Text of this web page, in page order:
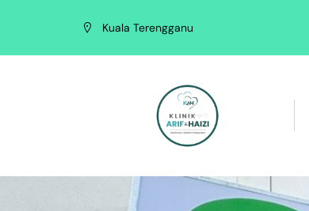
Kuala Terengganu